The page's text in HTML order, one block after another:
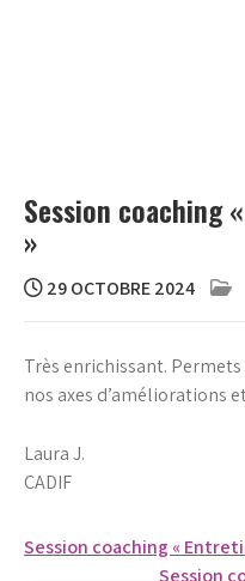
Session coaching
»
29 OCTOBRE 2024
Très enrichissant.
nos axes d’améliorations
Laura J.
CADIF
Navigation
Session coaching «
Session